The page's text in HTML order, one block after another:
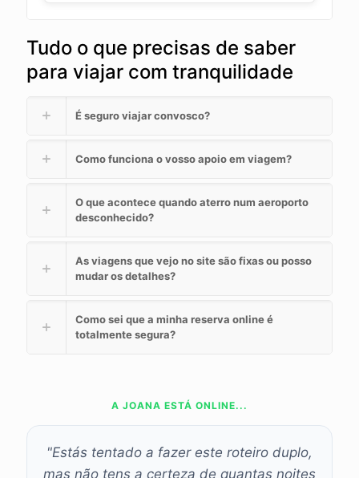
Tudo o que precisas de saber
para viajar com tranquilidade
É seguro viajar convosco?
Como funciona o vosso apoio em viagem?
O que acontece quando aterro num aeroporto
desconhecido?
As viagens que vejo no site são fixas ou posso
mudar os detalhes?
Como sei que a minha reserva online é
totalmente segura?
A JOANA ESTÁ ONLINE...
"Estás tentado a fazer este roteiro duplo,
mas não tens a certeza de quantas noites